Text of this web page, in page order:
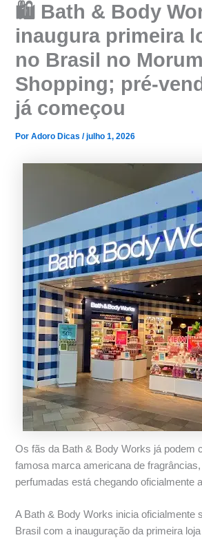
🛍️ Bath & Body
inaugura primeira
no Brasil no
Shopping; pré-
já começou
PorAdoro Dicas/julho 1, 2026
Os fãs da Bath & Body Works já podem
famosa marca americana de
perfumadas está chegando oficialmente
A Bath & Body Works inicia oficialmente
Brasil com a inauguração da primeira